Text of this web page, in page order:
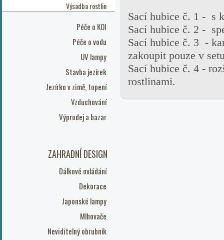
Výsadba rostlin
Péče o KOI
Péče o vodu
UV lampy
Stavba jezírek
Jezírko v zimě, topení
Vzduchování
Výprodej a bazar
ZAHRADNÍ DESIGN
Dálkové ovládání
Dekorace
Japonské lampy
Mlhovače
Neviditelný obrubník
Sací hubice č. 1 - s
Sací hubice č. 2 -
Sací hubice č. 3 -
zakoupit pouze v
Sací hubice č. 4 -
rostlinami.